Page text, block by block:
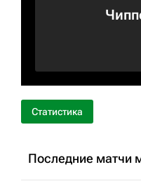
Статистика
Последние матчи